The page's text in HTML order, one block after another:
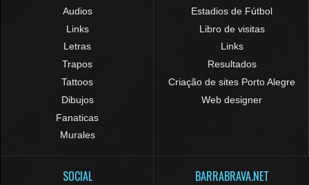
Audios
Links
Letras
Trapos
Tattoos
Dibujos
Fanaticas
Murales
Estadios de Fútbol
Libro de visitas
Links
Resultados
Criação de sites Porto Alegre
Web designer
SOCIAL BARRABRAVA.NET